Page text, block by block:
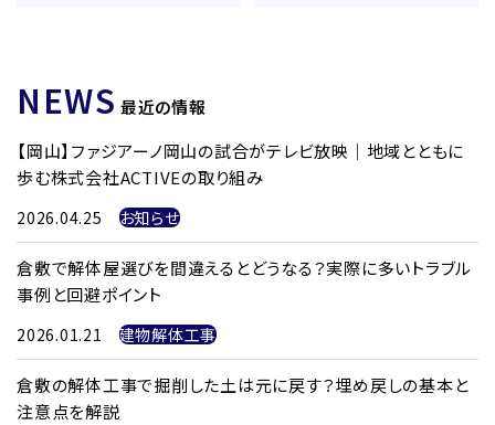
NEWS 最近の情報
【岡山】ファジアーノ岡山の試合がテレビ放映｜地域とともに
歩む株式会社ACTIVEの取り組み
2026.04.25 お知らせ
倉敷で解体屋選びを間違えるとどうなる？実際に多いトラブル
事例と回避ポイント
2026.01.21 建物解体工事
倉敷の解体工事で掘削した土は元に戻す？埋め戻しの基本と
注意点を解説